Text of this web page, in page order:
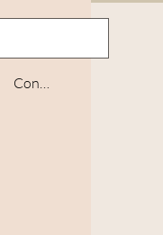
Connexion